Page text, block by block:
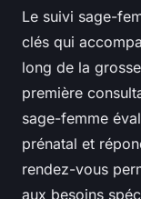
Le suivi sage-
clés qui
long de la
première
sage-femme
prénatal et
rendez-vous
aux besoins